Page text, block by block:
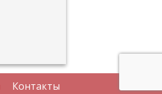
Контакты